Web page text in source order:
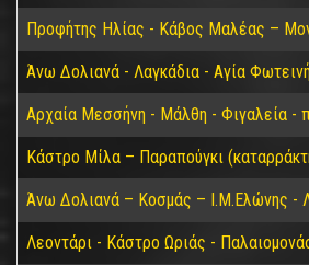
Προφήτης Ηλίας - Κάβος Μαλέας –
Άνω Δολιανά - Λαγκάδια - Αγία
Αρχαία Μεσσήνη - Μάλθη - Φιγαλεία -
Κάστρο Μίλα – Παραπούγκι
Άνω Δολιανά – Κοσμάς – Ι.Μ.Ελώνης -
Λεοντάρι - Κάστρο Ωριάς -